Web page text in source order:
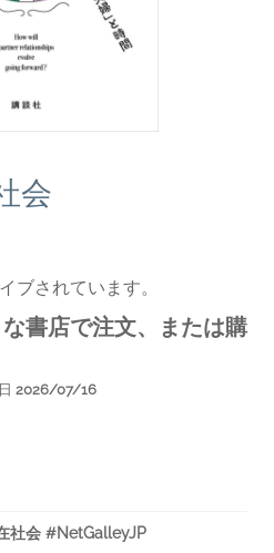
会
ブされています。
書店で注文、または購
2026/07/16
社会 #NetGalleyJP